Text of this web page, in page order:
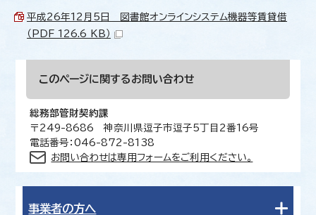
平成26年12月5日 図書館オンラインシステム機器等賃貸借
（PDF 126.6 KB）
このページに関する お問い合わせ
総務部管財契約課
〒249-8686 神奈川県逗子市逗子5丁目2番16号
電話番号：046-872-8138
お問い合わせは専用フォームをご利用ください。
事業者の方へ